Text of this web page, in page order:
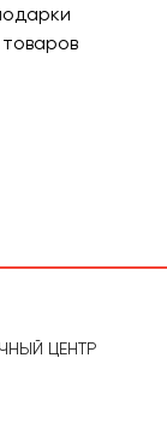
ЦЕНТР